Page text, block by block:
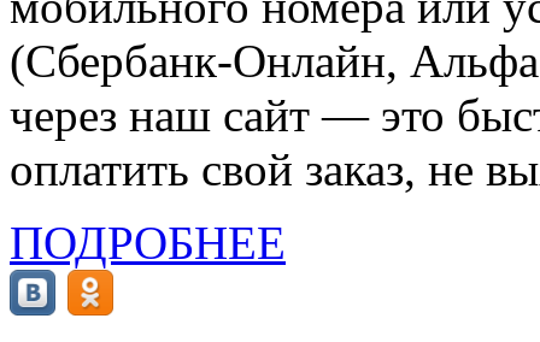
(Сбербанк-Онлайн,
через наш сайт — это
оплатить свой заказ, не
ПОДРОБНЕЕ